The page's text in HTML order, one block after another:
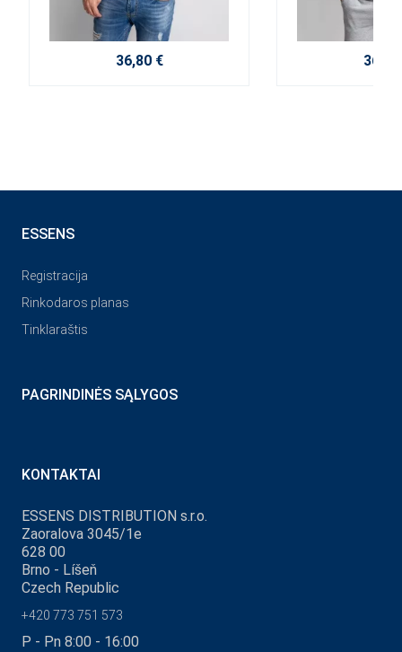
36,80 € 36,80
ESSENS
Registracija
Rinkodaros planas
Tinklaraštis
PAGRINDINĖS SĄLYGOS
KONTAKTAI
ESSENS DISTRIBUTION s.r.o.
Zaoralova 3045/1e
628 00
Brno - Líšeň
Czech Republic
+420 773 751 573
P - Pn 8:00 - 16:00